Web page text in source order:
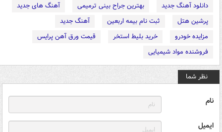
دانلود آهنگ جدید
بهترین جراح بینی ترمیمی
آهنگ های جدید
پرشین هتل
ثبت نام بیمه اربعین
آهنگ جدید
مزایده خودرو
خرید بلیط استخر
قیمت ورق آهن پرایس
فروشنده مواد شیمیایی
نظر شما
نام
ایمیل